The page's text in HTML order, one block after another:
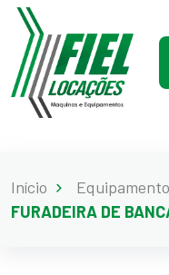
Início
FURADEIRA DE